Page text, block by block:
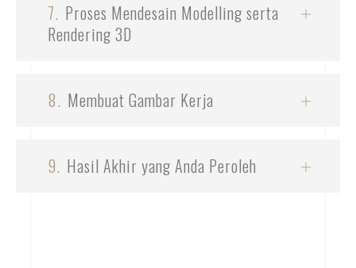
7. Proses Mendesain Modelling serta
Rendering 3D
8. Membuat Gambar Kerja
9. Hasil Akhir yang Anda Peroleh